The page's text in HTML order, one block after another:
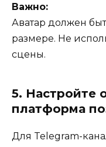
Важно:
Аватар должен
размере. Не
сцены.
5. Настройте
платформа
Для Telegram-